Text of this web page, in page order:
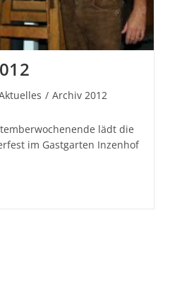
/ Archiv 2012
lädt die
im Gastgarten Inzenhof